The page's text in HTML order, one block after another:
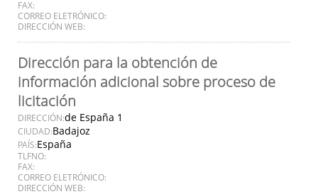
FAX:
CORREO ELETRÓNICO:
DIRECCIÓN WEB:
Dirección para la obtención de
información adicional sobre proceso de
licitación
DIRECCIÓN:de España 1
CIUDAD:Badajoz
PAÍS:España
TLFNO:
FAX:
CORREO ELETRÓNICO:
DIRECCIÓN WEB: